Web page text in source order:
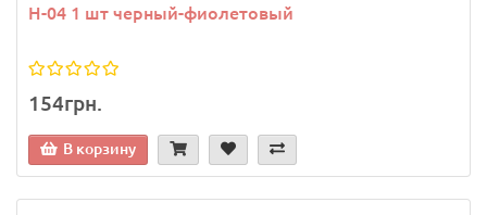
H-04 1 шт черный-фиолетовый
154грн.
В корзину